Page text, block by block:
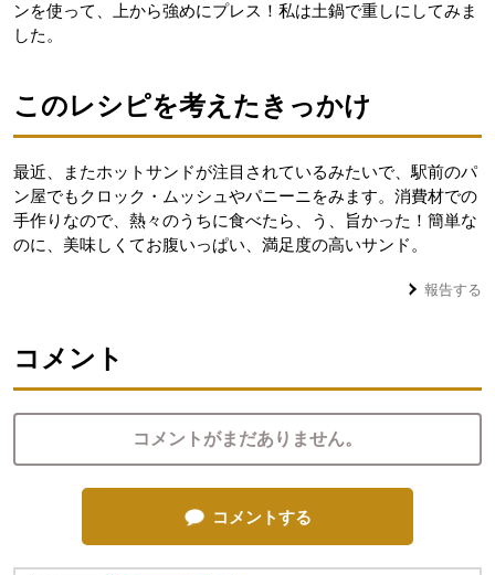
ンを使って、上から強めにプレス！私は土鍋で重しにしてみま
した。
このレシピを考えたきっかけ
最近、またホットサンドが注目されているみたいで、駅前のパ
ン屋でもクロック・ムッシュやパニーニをみます。消費材での
手作りなので、熱々のうちに食べたら、う、旨かった！簡単な
のに、美味しくてお腹いっぱい、満足度の高いサンド。
報告する
コメント
コメントがまだありません。
コメントする